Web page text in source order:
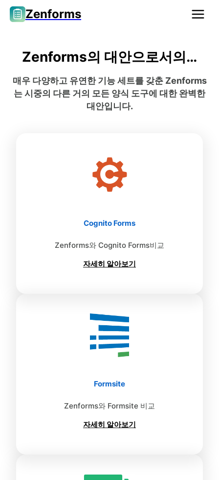
Zenforms
Zenforms의 대안으로서의…
매우 다양하고 유연한 기능 세트를 갖춘 Zenforms
는 시중의 다른 거의 모든 양식 도구에 대한 완벽한
대안입니다.
Cognito Forms
Zenforms와 Cognito Forms비교
자세히 알아보기
Formsite
Zenforms와 Formsite 비교
자세히 알아보기